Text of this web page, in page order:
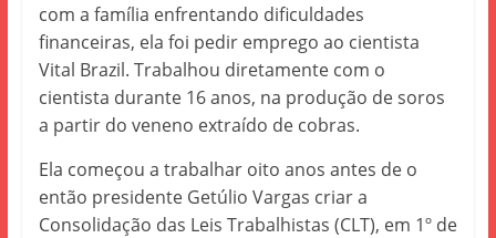
com a família enfrentando dificuldades
financeiras, ela foi pedir emprego ao cientista
Vital Brazil. Trabalhou diretamente com o
cientista durante 16 anos, na produção de soros
a partir do veneno extraído de cobras.
Ela começou a trabalhar oito anos antes de o
então presidente Getúlio Vargas criar a
Consolidação das Leis Trabalhistas (CLT), em 1º de